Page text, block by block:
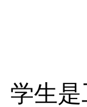
学生